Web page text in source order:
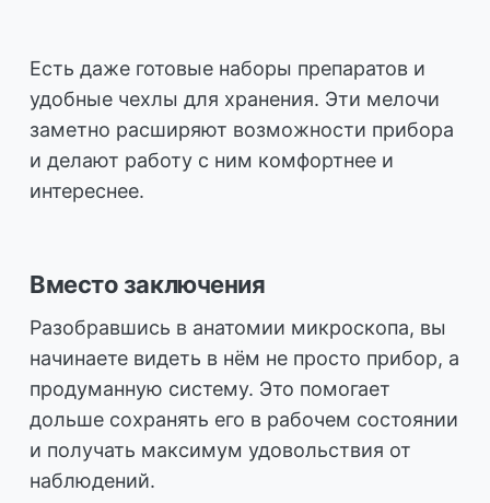
Есть даже готовые наборы препаратов и
удобные чехлы для хранения. Эти мелочи
заметно расширяют возможности прибора
и делают работу с ним комфортнее и
интереснее.
Вместо заключения
Разобравшись в анатомии микроскопа, вы
начинаете видеть в нём не просто прибор, а
продуманную систему. Это помогает
дольше сохранять его в рабочем состоянии
и получать максимум удовольствия от
наблюдений.